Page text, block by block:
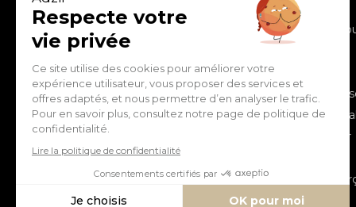
contact@adzif.biz
ZI de Cantimpré Avenue de
l'Europe CS60014
59400 CAMBRAI - FRANCE
Tél :03 27 74 97 00
> Habiller
>
>
>
> S'inspirer
>